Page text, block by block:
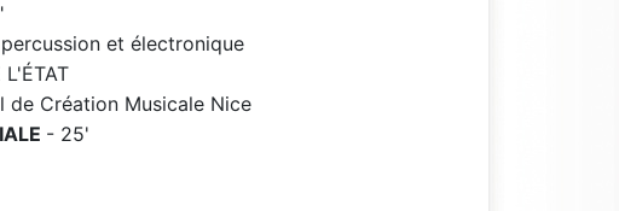
et électronique
de Création Musicale Nice
- 25'